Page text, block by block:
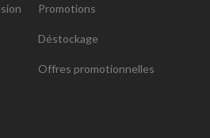
Promotions
Déstockage
Offres promotionnelles